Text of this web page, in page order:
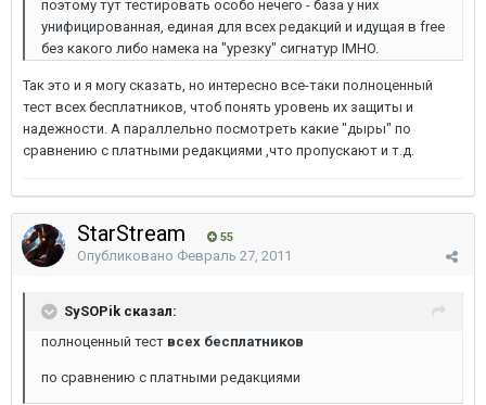
поэтому тут тестировать особо нечего - база у них
унифицированная, единая для всех редакций и идущая в free
без какого либо намека на "урезку" сигнатур IMHO.
Так это и я могу сказать, но интересно все-таки полноценный
тест всех бесплатников, чтоб понять уровень их защиты и
надежности. А параллельно посмотреть какие "дыры" по
сравнению с платными редакциями ,что пропускают и т.д.
StarStream 55
Опубликовано Февраль 27, 2011
SySOPik сказал:
полноценный тест всех бесплатников
по сравнению с платными редакциями